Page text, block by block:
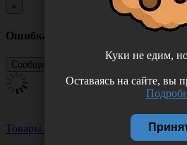
×
Ошибка
Товары из этой категории
Куки не едим,
Оставаясь на сайте, вы